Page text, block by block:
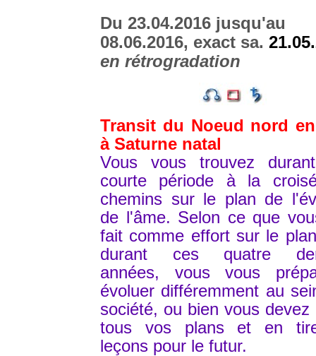
Du 23.04.2016 jusqu'au
08.06.2016, exact sa.
en rétrogradation
Transit du Noeud nord
à Saturne natal
Vous vous trouvez
courte période à la
chemins sur le plan de
de l'âme. Selon ce que
fait comme effort sur le
durant ces quatre
années, vous vous
évoluer différemment au
société, ou bien vous devez
tous vos plans et en
leçons pour le futur.